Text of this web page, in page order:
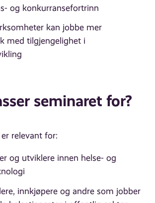
og konkurransefortrinn
kan jobbe mer
med tilgjengelighet i
seminaret for?
relevant for:
og utviklere innen helse- og
innkjøpere og andre som jobber